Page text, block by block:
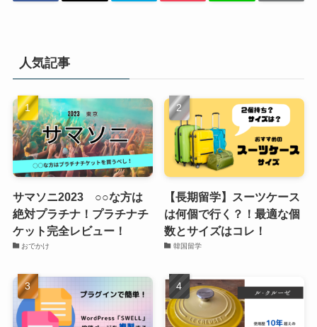
人気記事
サマソニ2023 ○○な方は
絶対プラチナ！プラチナチ
ケット完全レビュー！
おでかけ
【長期留学】スーツケース
は何個で行く？！最適な個
数とサイズはコレ！
韓国留学